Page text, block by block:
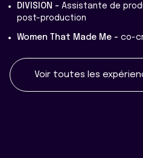
DIVISION - Assistante de
post-production
Women That Made Me - co-
Voir toutes les